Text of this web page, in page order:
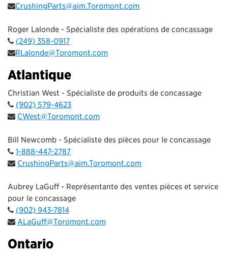
CrushingParts@aim.Toromont.com
Roger Lalonde - Spécialiste des opérations de concassage
(249) 358-0917
RLalonde@Toromont.com
Atlantique
Christian West - Spécialiste de produits de concassage
(902) 579-4623
CWest@Toromont.com
Bill Newcomb - Spécialiste des pièces pour le concassage
1-888-447-2787
CrushingParts@aim.Toromont.com
Aubrey LaGuff - Représentante des ventes pièces et service
pour le concassage
(902) 943-7814
ALaGuff@Toromont.com
Ontario